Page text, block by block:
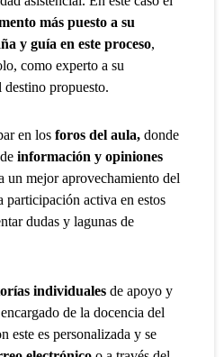
más puesto a su
y guía en este proceso,
como experto a su
propuesto.
en losforos del aula, donde
deinformación y opiniones
un mejor aprovechamiento del
participación activa en estos
dudas y lagunas de
individuales de apoyo y
de la docencia del
este es personalizada y se